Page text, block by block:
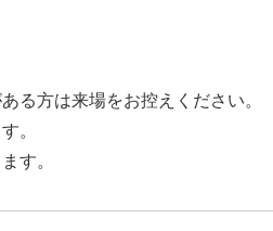
方は来場をお控えください。
。
す。